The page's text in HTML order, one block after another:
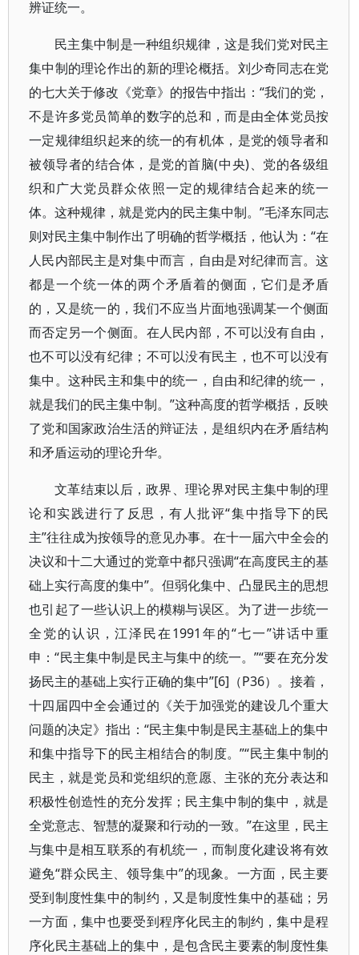
辨证统一。
民主集中制是一种组织规律，这是我们党对民主
集中制的理论作出的新的理论概括。刘少奇同志在党
的七大关于修改《党章》的报告中指出：“我们的党，
不是许多党员简单的数字的总和，而是由全体党员按
一定规律组织起来的统一的有机体，是党的领导者和
被领导者的结合体，是党的首脑(中央)、党的各级组
织和广大党员群众依照一定的规律结合起来的统一
体。这种规律，就是党内的民主集中制。”毛泽东同志
则对民主集中制作出了明确的哲学概括，他认为：“在
人民内部民主是对集中而言，自由是对纪律而言。这
都是一个统一体的两个矛盾着的侧面，它们是矛盾
的，又是统一的，我们不应当片面地强调某一个侧面
而否定另一个侧面。在人民内部，不可以没有自由，
也不可以没有纪律；不可以没有民主，也不可以没有
集中。这种民主和集中的统一，自由和纪律的统一，
就是我们的民主集中制。”这种高度的哲学概括，反映
了党和国家政治生活的辩证法，是组织内在矛盾结构
和矛盾运动的理论升华。
文革结束以后，政界、理论界对民主集中制的理
论和实践进行了反思，有人批评“集中指导下的民
主”往往成为按领导的意见办事。在十一届六中全会的
决议和十二大通过的党章中都只强调“在高度民主的基
础上实行高度的集中”。但弱化集中、凸显民主的思想
也引起了一些认识上的模糊与误区。为了进一步统一
全党的认识，江泽民在1991年的“七一”讲话中重
申：“民主集中制是民主与集中的统一。”“要在充分发
扬民主的基础上实行正确的集中”[6]（P36）。接着，
十四届四中全会通过的《关于加强党的建设几个重大
问题的决定》指出：“民主集中制是民主基础上的集中
和集中指导下的民主相结合的制度。”“民主集中制的
民主，就是党员和党组织的意愿、主张的充分表达和
积极性创造性的充分发挥；民主集中制的集中，就是
全党意志、智慧的凝聚和行动的一致。”在这里，民主
与集中是相互联系的有机统一，而制度化建设将有效
避免“群众民主、领导集中”的现象。一方面，民主要
受到制度性集中的制约，又是制度性集中的基础；另
一方面，集中也要受到程序化民主的制约，集中是程
序化民主基础上的集中，是包含民主要素的制度性集